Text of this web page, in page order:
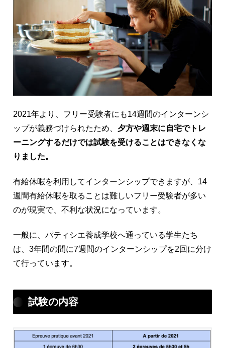
2021年より、フリー受験者にも14週間のインターンシ
ップが義務づけられたため、 夕方や週末に自宅でトレ
ーニングするだけでは試験を受けることはできなくな
りました。
有給休暇を利用してインターンシップできますが、14
週間有給休暇を取ることは難しいフリー受験者が多い
のが現実で、不利な状況になっています。
一般に、パティシエ養成学校へ通っている学生たち
は、3年間の間に7週間のインターンシップを2回に分け
て行っています。
試験の内容